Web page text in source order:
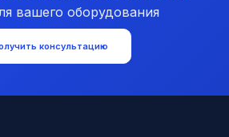
вашего оборудования
консультацию